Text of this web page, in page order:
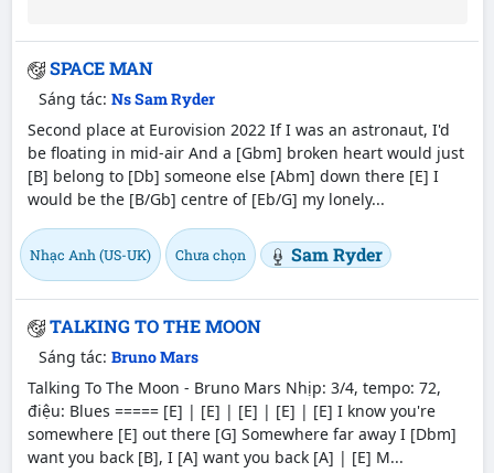
SPACE MAN
Sáng tác: Ns Sam Ryder
Second place at Eurovision 2022 If I was an astronaut, I'd
be floating in mid-air And a [Gbm] broken heart would just
[B] belong to [Db] someone else [Abm] down there [E] I
would be the [B/Gb] centre of [Eb/G] my lonely...
Nhạc Anh (US-UK) Chưa chọn Sam Ryder
TALKING TO THE MOON
Sáng tác: Bruno Mars
Talking To The Moon - Bruno Mars Nhịp: 3/4, tempo: 72,
điệu: Blues ===== [E] | [E] | [E] | [E] | [E] I know you're
somewhere [E] out there [G] Somewhere far away I [Dbm]
want you back [B], I [A] want you back [A] | [E] M...